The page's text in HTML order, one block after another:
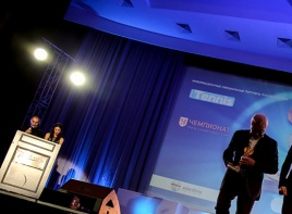
Перейти к основному содержанию